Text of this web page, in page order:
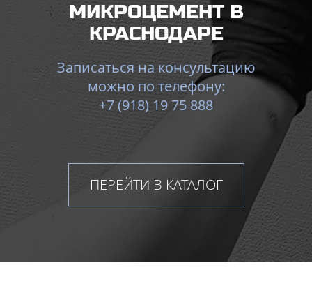
МИКРОЦЕМЕНТ В
КРАСНОДАРЕ
Записаться на консультацию
можно по телефону:
+7 (918) 19 75 888
ПЕРЕЙТИ В КАТАЛОГ